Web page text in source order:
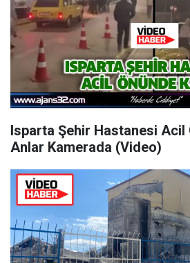
Isparta Şehir Hastanesi Acil
Anlar Kamerada (Video)